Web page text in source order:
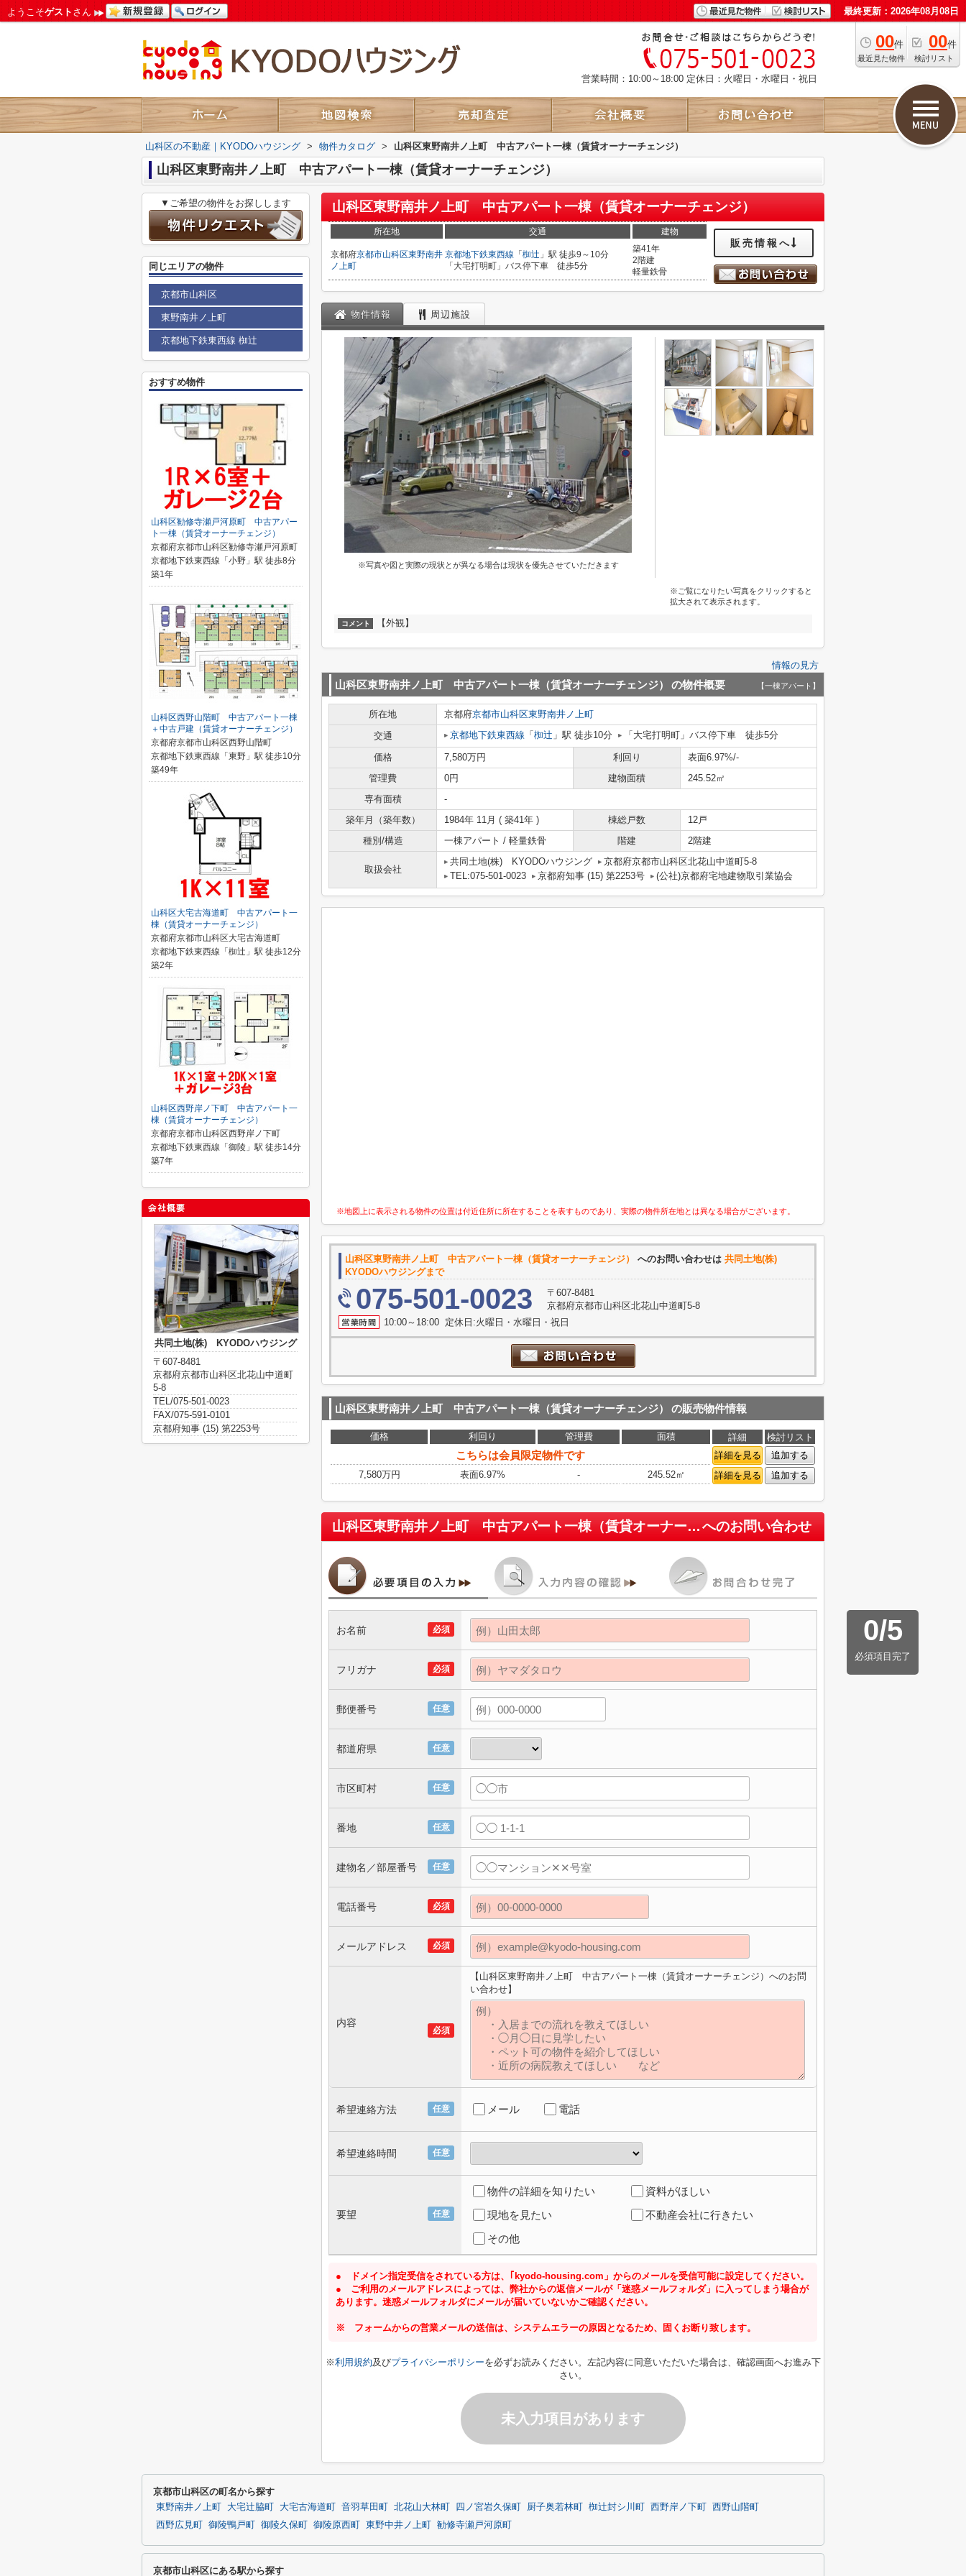
ようこそゲストさん 最終更新：2026年08月08日
00件
最近見た物件
00件
検討リスト
営業時間：10:00～18:00 定休日：火曜日・水曜日・祝日
山科区の不動産｜KYODOハウジング > 物件カタログ > 山科区東野南井ノ上町 中古アパート一棟（賃貸オーナーチェンジ）
山科区東野南井ノ上町 中古アパート一棟（賃貸オーナーチェンジ）
山科区東野南井ノ上町 中古アパート一棟（賃貸オーナーチェンジ）
所在地 交通 建物
京都府京都市山科区東野南井
ノ上町
京都地下鉄東西線 「 椥辻 」駅 徒歩9～10分
「大宅打明町」バス停下車 徒歩5分
築41年
2階建
軽量鉄骨
販売情報へ
物件情報 周辺施設
※写真や図と実際の現状とが異なる場合は現状を優先させていただきます
※ご覧になりたい写真をクリックすると
拡大されて表示されます。
コメント 【外観】
情報の見方
山科区東野南井ノ上町 中古アパート一棟（賃貸オーナーチェンジ） の物件概要 【一棟アパート】
所在地 京都府京都市山科区東野南井ノ上町
交通
京都地下鉄東西線 「 椥辻 」駅 徒歩10分 「大宅打明町」バス停下車 徒歩5分
価格 7,580万円 利回り
表面6.97%/-
管理費
0円 建物面積
245.52㎡
専有面積
-
築年月（築年数）
1984年 11月 ( 築41年 ) 棟総戸数
12戸
種別/構造
一棟アパート / 軽量鉄骨 階建 2階建
取扱会社
共同土地(株) KYODOハウジング
京都府京都市山科区北花山中道町5-8
TEL:075-501-0023
京都府知事 (15) 第2253号 (公社)京都府宅地建物取引業協会
※地図上に表示される物件の位置は付近住所に所在することを表すものであり、実際の物件所在地とは異なる場合がございます。
山科区東野南井ノ上町 中古アパート一棟（賃貸オーナーチェンジ） へのお問い合わせは 共同土地(株)
KYODOハウジングまで
075-501-0023
〒607-8481
京都府京都市山科区北花山中道町5-8
10:00～18:00 定休日:火曜日・水曜日・祝日
山科区東野南井ノ上町 中古アパート一棟（賃貸オーナーチェンジ） の販売物件情報
価格 利回り 管理費 面積 詳細 検討リスト
こちらは会員限定物件です 詳細を見る
追加する
7,580万円
表面6.97% - 245.52㎡ 詳細を見る 追加する
山科区東野南井ノ上町 中古アパート一棟（賃貸オーナーチェンジ）へのお問い合わせ
0/5
必須項目完了
必須
お名前
必須
フリガナ
任意
郵便番号
任意
都道府県
任意
市区町村
任意
番地
任意
建物名／部屋番号
必須
電話番号
必須
メールアドレス
必須
内容
【山科区東野南井ノ上町 中古アパート一棟（賃貸オーナーチェンジ）へのお問
い合わせ】
任意
希望連絡方法 メール 電話
任意
希望連絡時間
任意
要望
物件の詳細を知りたい
資料がほしい
現地を見たい
不動産会社に行きたい
その他
● ドメイン指定受信をされている方は、｢kyodo-housing.com」からのメールを受信可能に設定してください。
● ご利用のメールアドレスによっては、弊社からの返信メールが「迷惑メールフォルダ」に入ってしまう場合が
あります。迷惑メールフォルダにメールが届いていないかご確認ください。
※ フォームからの営業メールの送信は、システムエラーの原因となるため、固くお断り致します。
※利用規約及びプライバシーポリシーを必ずお読みください。左記内容に同意いただいた場合は、確認画面へお進み下
さい。
未入力項目があります
▼ご希望の物件をお探しします
同じエリアの物件
京都市山科区
東野南井ノ上町
京都地下鉄東西線 椥辻
おすすめ物件
山科区勧修寺瀬戸河原町 中古アパー
ト一棟（賃貸オーナーチェンジ）
京都府京都市山科区勧修寺瀬戸河原町
京都地下鉄東西線「小野」駅 徒歩8分
築1年
山科区西野山階町 中古アパート一棟
＋中古戸建（賃貸オーナーチェンジ）
京都府京都市山科区西野山階町
京都地下鉄東西線「東野」駅 徒歩10分
築49年
山科区大宅古海道町 中古アパート一
棟（賃貸オーナーチェンジ）
京都府京都市山科区大宅古海道町
京都地下鉄東西線「椥辻」駅 徒歩12分
築2年
山科区西野岸ノ下町 中古アパート一
棟（賃貸オーナーチェンジ）
京都府京都市山科区西野岸ノ下町
京都地下鉄東西線「御陵」駅 徒歩14分
築7年
共同土地(株) KYODOハウジング
〒607-8481
京都府京都市山科区北花山中道町
5-8
TEL/075-501-0023
FAX/075-591-0101
京都府知事 (15) 第2253号
京都市山科区の町名から探す
東野南井ノ上町 大宅辻脇町 大宅古海道町 音羽草田町 北花山大林町 四ノ宮岩久保町 厨子奥若林町 椥辻封シ川町 西野岸ノ下町
西野山階町
西野広見町
御陵鴨戸町 御陵久保町 御陵原西町 東野中井ノ上町 勧修寺瀬戸河原町
京都市山科区にある駅から探す